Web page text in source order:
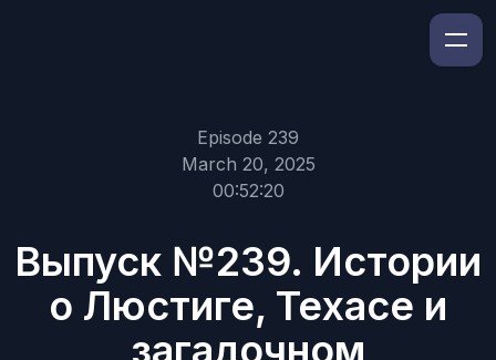
Episode 239
March 20, 2025
00:52:20
Выпуск №239. Истории
о Люстиге, Техасе и
загадочном